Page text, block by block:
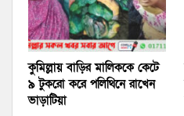
কুমিল্লায় বাড়ির মালিককে কেটে
৯ টুকরো করে পলিথিনে রাখেন
ভাড়াটিয়া